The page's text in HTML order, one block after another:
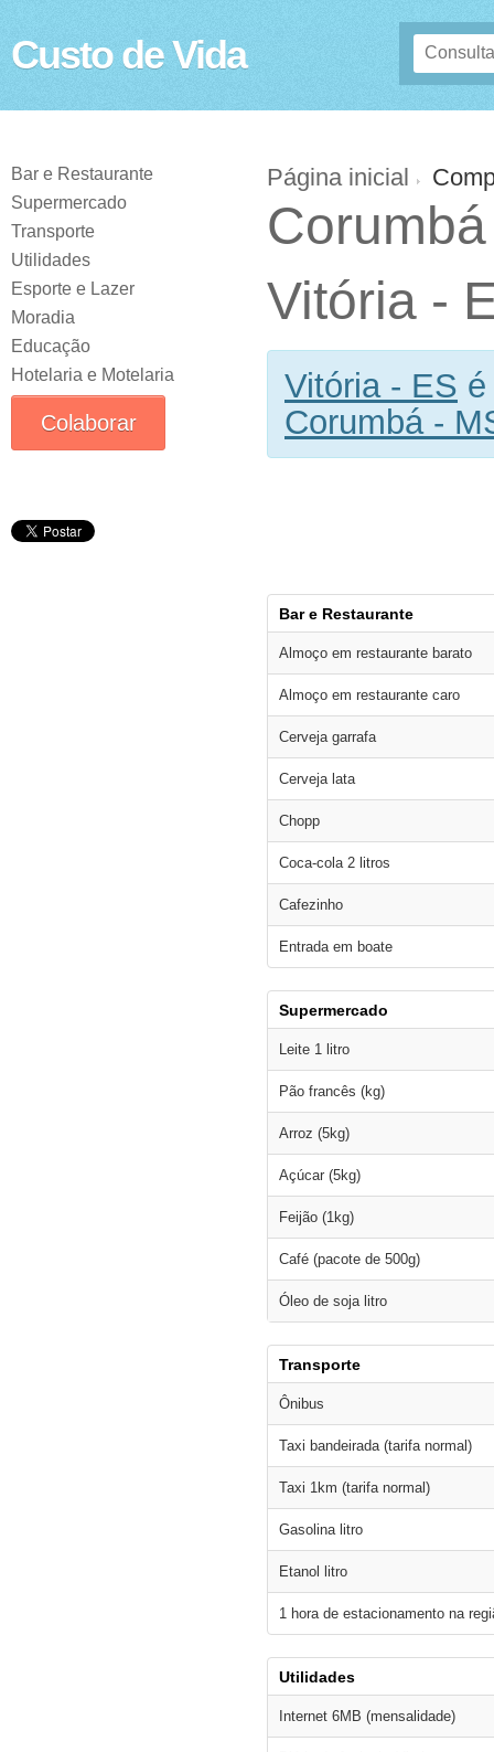
Custo de Vida
Bar e Restaurante
Supermercado
Transporte
Utilidades
Esporte e Lazer
Moradia
Educação
Hotelaria e Motelaria
Colaborar
Página inicial
Vitória -
Vitória - ES
Corumbá -
Bar e Restaurante
Almoço em restaurante barato
Almoço em restaurante caro
Cerveja garrafa
Cerveja lata
Chopp
Coca-cola 2 litros
Cafezinho
Entrada em boate
Supermercado
Leite 1 litro
Pão francês (kg)
Arroz (5kg)
Açúcar (5kg)
Feijão (1kg)
Café (pacote de 500g)
Óleo de soja litro
Transporte
Ônibus
Taxi bandeirada (tarifa normal)
Taxi 1km (tarifa normal)
Gasolina litro
Etanol litro
1 hora de estacionamento na
Utilidades
Internet 6MB (mensalidade)